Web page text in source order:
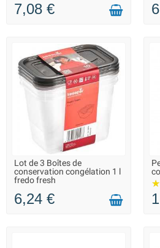
7,08 €
LIVRAISON 2 À 3 JOURS
Lot de 3 Boîtes de
conservation congélation 1 l
fredo fresh
6,24 €